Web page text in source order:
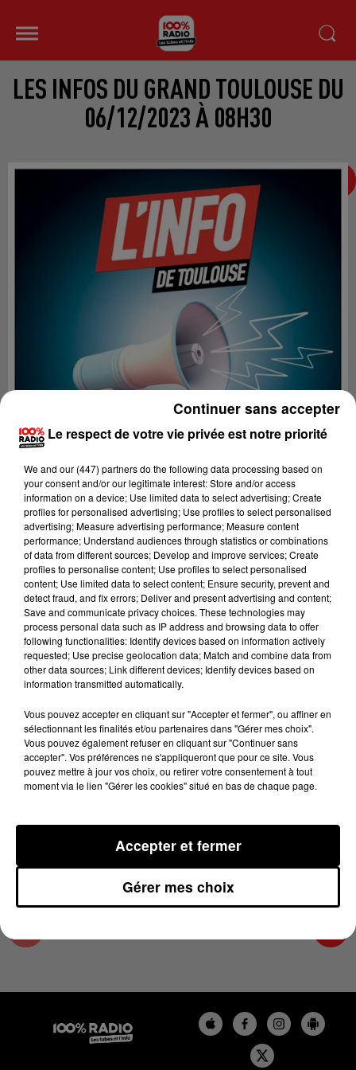
LES INFOS DU GRAND TOULOUSE DU
06/12/2023 À 08H30
Lecture (4 min 9 sec)
100%
100% Radio les infos du grand Toulouse
6 décembre 2023 - 4 min 9 sec
LES INFOS DU GRAND TOULOUSE DU
06/12/2023 À 08H30
Podcasts infos du grand Toulouse
Le respect de votre vie privée est notre priorité
We and our (447) partnersdo the following data processing based on
your consent and/or our legitimate interest: Store and/or access
information on a device; Use limited data to select advertising; Create
profiles for personalised advertising; Use profiles to select personalised
advertising; Measure advertising performance; Measure content
performance; Understand audiences through statistics or combinations
of data from different sources; Develop and improve services; Create
profiles to personalise content; Use profiles to select personalised
content; Use limited data to select content; Ensure security, prevent and
detect fraud, and fix errors; Deliver and present advertising and content;
Save and communicate privacy choices. These technologies may
process personal data such as IP address and browsing data to offer
following functionalities: Identify devices based on information actively
requested; Use precise geolocation data; Match and combine data from
other data sources; Link different devices; Identify devices based on
information transmitted automatically.
Vous pouvez accepter en cliquant sur "Accepter et fermer", ou affiner en
sélectionnant les finalités et/ou partenaires dans "Gérer mes choix".
Vous pouvez également refuser en cliquant sur "Continuer sans
accepter". Vos préférences ne s'appliqueront que pour ce site. Vous
pouvez mettre à jour vos choix, ou retirer votre consentement à tout
moment via le lien "Gérer les cookies" situé en bas de chaque page.
Gérer mes choix
Accepter et fermer
Continuer sans accepter